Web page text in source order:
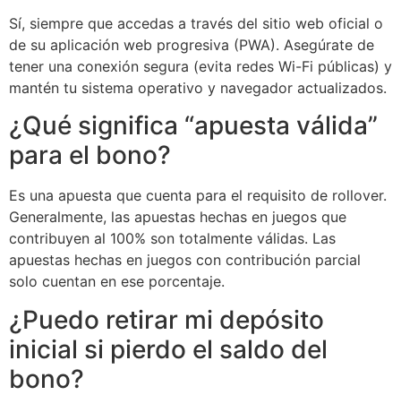
Sí, siempre que accedas a través del sitio web oficial o
de su aplicación web progresiva (PWA). Asegúrate de
tener una conexión segura (evita redes Wi-Fi públicas) y
mantén tu sistema operativo y navegador actualizados.
¿Qué significa “apuesta válida”
para el bono?
Es una apuesta que cuenta para el requisito de rollover.
Generalmente, las apuestas hechas en juegos que
contribuyen al 100% son totalmente válidas. Las
apuestas hechas en juegos con contribución parcial
solo cuentan en ese porcentaje.
¿Puedo retirar mi depósito
inicial si pierdo el saldo del
bono?